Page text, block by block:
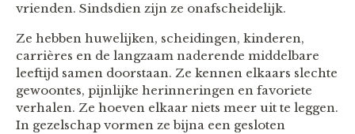
vrienden. Sindsdien zijn ze onafscheidelijk.
Ze hebben huwelijken, scheidingen, kinderen,
carrières en de langzaam naderende middelbare
leeftijd samen doorstaan. Ze kennen elkaars slechte
gewoontes, pijnlijke herinneringen en favoriete
verhalen. Ze hoeven elkaar niets meer uit te leggen.
In gezelschap vormen ze bijna een gesloten